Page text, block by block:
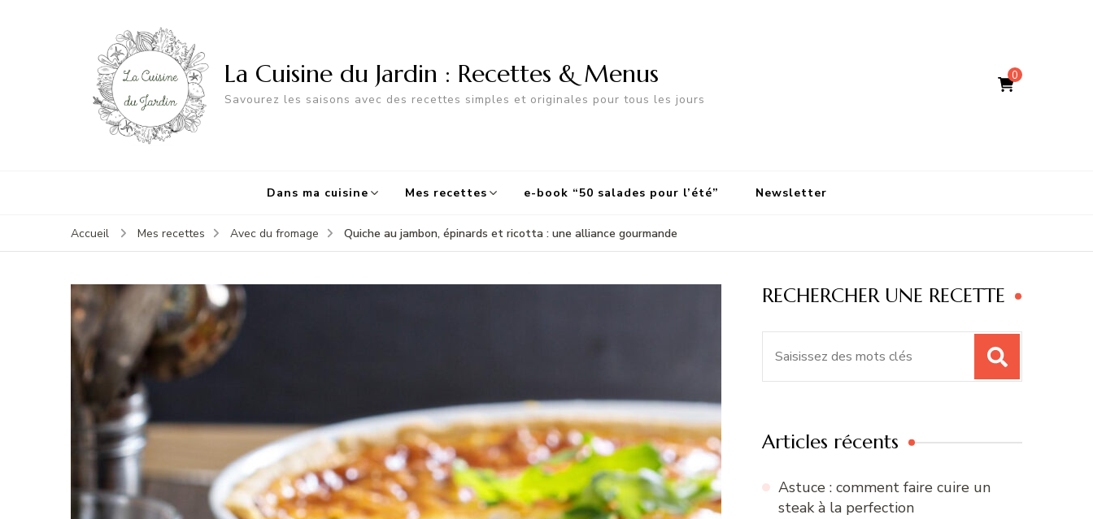
0
La Cuisine du Jardin : Recettes & Menus
Savourez les saisons avec des recettes simples et originales pour tous les jours
Dans ma cuisine Mes recettes e-book “50 salades pour l’été” Newsletter
Accueil Mes recettes Avec du fromage Quiche au jambon, épinards et ricotta : une alliance gourmande
RECHERCHER UNE RECETTE
Articles récents
Astuce : comment faire cuire un
steak à la perfection